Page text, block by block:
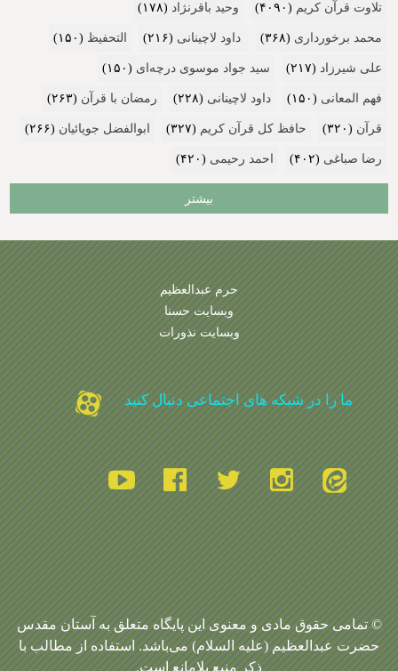
تلاوت قرآن کریم (۴۰۹۰) وحید باقرنژاد (۱۷۸)
محمد برخورداری (۳۶۸) داود لاچینانی (۲۱۶) التحفیظ (۱۵۰)
علی شیرزاد (۲۱۷) سید جواد موسوی درچه‌ای (۱۵۰)
فهم المعانی (۱۵۰) داود لاچینانی (۲۲۸) رمضان با قرآن (۲۶۳)
قرآن (۳۲۰) حافظ کل قرآن کریم (۳۲۷) ابوالفضل جویائیان (۲۶۶)
رضا صباغی (۴۰۲) احمد رحیمی (۴۲۰)
بیشتر
حرم عبدالعظیم
وبسایت حسنا
وبسایت نذورات
ما را در شبکه های اجتماعی دنبال کنید
© تمامی حقوق مادی و معنوی این پایگاه متعلق به آستان مقدس
حضرت عبدالعظیم (علیه السلام) می‌باشد. استفاده از مطالب با
ذکر منبع بلامانع است.